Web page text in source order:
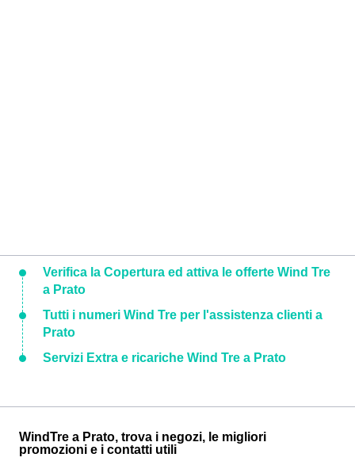
Verifica la Copertura ed attiva le offerte Wind Tre
a Prato
Tutti i numeri Wind Tre per l'assistenza clienti a
Prato
Servizi Extra e ricariche Wind Tre a Prato
WindTre a Prato, trova i negozi, le migliori
promozioni e i contatti utili